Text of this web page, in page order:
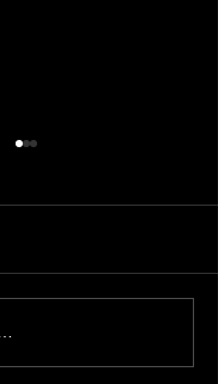
と桜【左